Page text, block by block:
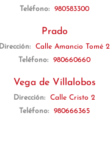
Teléfono:
980583300
Prado
Dirección:
Calle Amancio Tomé 2
Teléfono:
980660660
Vega de Villalobos
Dirección:
Calle Cristo 2
Teléfono:
980666365